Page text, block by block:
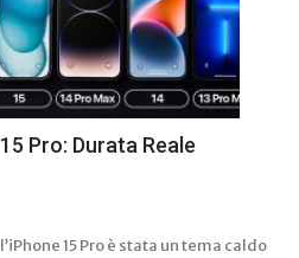
Pro: Durata Reale
15 Pro è stata un tema caldo